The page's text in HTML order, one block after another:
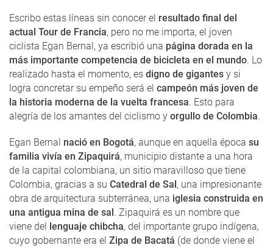
Escribo estas líneas sin conocer el resultado final del
actual Tour de Francia, pero no me importa, el joven
ciclista Egan Bernal, ya escribió una página dorada en la
más importante competencia de bicicleta en el mundo. Lo
realizado hasta el momento, es digno de gigantes y si
logra concretar su empeño será el campeón más joven de
la historia moderna de la vuelta francesa. Esto para
alegría de los amantes del ciclismo y orgullo de Colombia.
Egan Bernal nació en Bogotá, aunque en aquella época su
familia vivía en Zipaquirá, municipio distante a una hora
de la capital colombiana, un sitio maravilloso que tiene
Colombia, gracias a su Catedral de Sal, una impresionante
obra de arquitectura subterránea, una iglesia construida en
una antigua mina de sal. Zipaquirá es un nombre que
viene del lenguaje chibcha, del importante grupo indígena,
cuyo gobernante era el Zipa de Bacatá (de donde viene el